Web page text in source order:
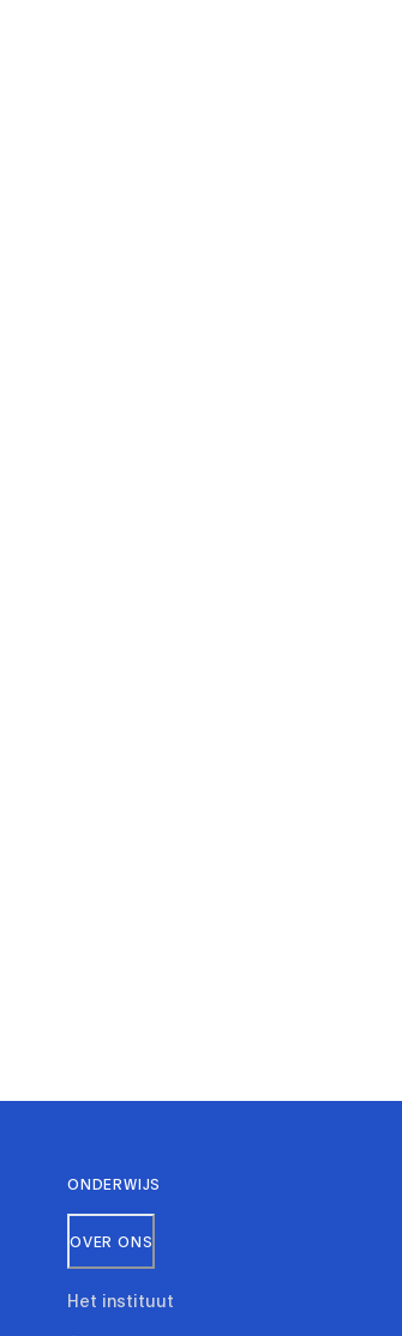
ONDERWIJS
OVER ONS
Het instituut